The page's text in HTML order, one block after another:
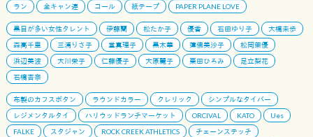
ラン 全キャン連 コール 紙テープ PAPER PLANE LOVE
黒目が多い女性タレント 伊藤蘭 松たか子 優香 石田ゆり子
大橋未歩
森高千里
三浦りさ子 堂真理子 黒木華 蓮佛美沙子
松岡茉優
浜辺美波
大川栄子 仁藤優子 大原麗子 栗田ひろみ
足立梨花
石橋杏奈
布製のカフスボタン ラウンドカラー クレリック
シンプルなタイバー
レジメンタルタイ
ハリウッドランチマーケット ORCIVAL KATO
Ues
FALKE
スタジャン ROCK CREEK ATHLETICS
チェーンステッチ